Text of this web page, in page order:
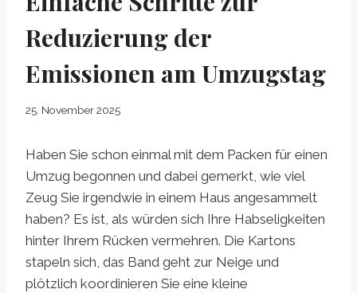
Reduzierung der
Emissionen am Umzugstag
25. November 2025
Haben Sie schon einmal mit dem Packen für einen
Umzug begonnen und dabei gemerkt, wie viel
Zeug Sie irgendwie in einem Haus angesammelt
haben? Es ist, als würden sich Ihre Habseligkeiten
hinter Ihrem Rücken vermehren. Die Kartons
stapeln sich, das Band geht zur Neige und
plötzlich koordinieren Sie eine kleine